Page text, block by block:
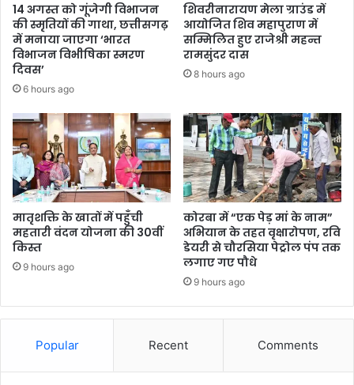
14 अगस्त को गूंजेगी विभाजन
की स्मृतियों की गाथा, छत्तीसगढ़
में मनाया जाएगा ‘भारत
विभाजन विभीषिका स्मरण
दिवस’
6 hours ago
शिवरीनारायण मेला ग्राउंड में
आयोजित शिव महापुराण में
सम्मिलित हुए राजेश्री महन्त
रामसुंदर दास
8 hours ago
मातृशक्ति के खातों में पहुँची
महतारी वंदन योजना की 30वीं
किस्त
9 hours ago
कोरबा में “एक पेड़ मां के नाम”
अभियान के तहत वृक्षारोपण, रवि
डेयरी से चौरसिया पेट्रोल पंप तक
लगाए गए पौधे
9 hours ago
Popular Recent Comments